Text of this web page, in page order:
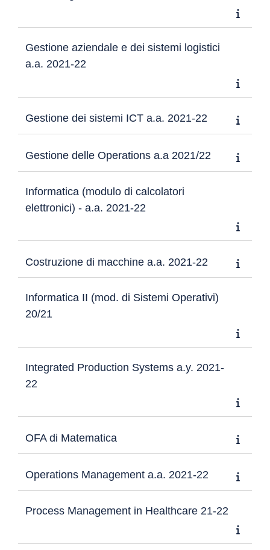
Gestione aziendale e dei sistemi logistici
a.a. 2021-22
Gestione dei sistemi ICT a.a. 2021-22
Gestione delle Operations a.a 2021/22
Informatica (modulo di calcolatori
elettronici) - a.a. 2021-22
Costruzione di macchine a.a. 2021-22
Informatica II (mod. di Sistemi Operativi)
20/21
Integrated Production Systems a.y. 2021-
22
OFA di Matematica
Operations Management a.a. 2021-22
Process Management in Healthcare 21-22